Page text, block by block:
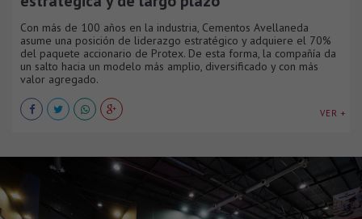
Con más de 100 años en la industria, Cementos Avellaneda
asume una posición de liderazgo estratégico y adquiere el 70%
del paquete accionario de Protex. De esta forma, la compañía da
un salto hacia un modelo más amplio, diversificado y con más
valor agregado.
VER +